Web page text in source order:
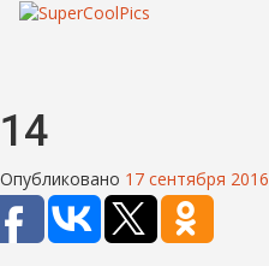
14
Опубликовано 17 сентября 2016